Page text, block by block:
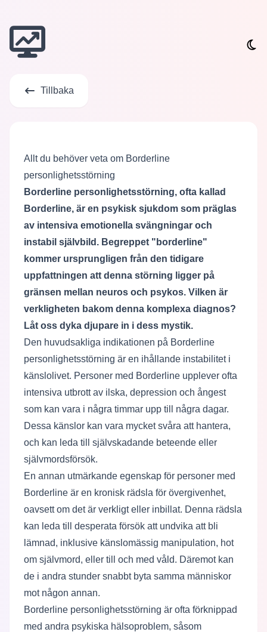
Tillbaka
Allt du behöver veta om Borderline
personlighetsstörning
Borderline personlighetsstörning, ofta kallad
Borderline, är en psykisk sjukdom som präglas
av intensiva emotionella svängningar och
instabil självbild. Begreppet "borderline"
kommer ursprungligen från den tidigare
uppfattningen att denna störning ligger på
gränsen mellan neuros och psykos. Vilken är
verkligheten bakom denna komplexa diagnos?
Låt oss dyka djupare in i dess mystik.
Den huvudsakliga indikationen på Borderline
personlighetsstörning är en ihållande instabilitet i
känslolivet. Personer med Borderline upplever ofta
intensiva utbrott av ilska, depression och ångest
som kan vara i några timmar upp till några dagar.
Dessa känslor kan vara mycket svåra att hantera,
och kan leda till självskadande beteende eller
självmordsförsök.
En annan utmärkande egenskap för personer med
Borderline är en kronisk rädsla för övergivenhet,
oavsett om det är verkligt eller inbillat. Denna rädsla
kan leda till desperata försök att undvika att bli
lämnad, inklusive känslomässig manipulation, hot
om självmord, eller till och med våld. Däremot kan
de i andra stunder snabbt byta samma människor
mot någon annan.
Borderline personlighetsstörning är ofta förknippad
med andra psykiska hälsoproblem, såsom